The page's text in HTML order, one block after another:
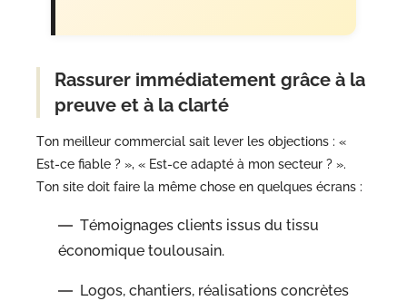
Rassurer immédiatement grâce à la
preuve et à la clarté
Ton meilleur commercial sait lever les objections : «
Est-ce fiable ? », « Est-ce adapté à mon secteur ? ».
Ton site doit faire la même chose en quelques écrans :
Témoignages clients issus du tissu
économique toulousain.
Logos, chantiers, réalisations concrètes